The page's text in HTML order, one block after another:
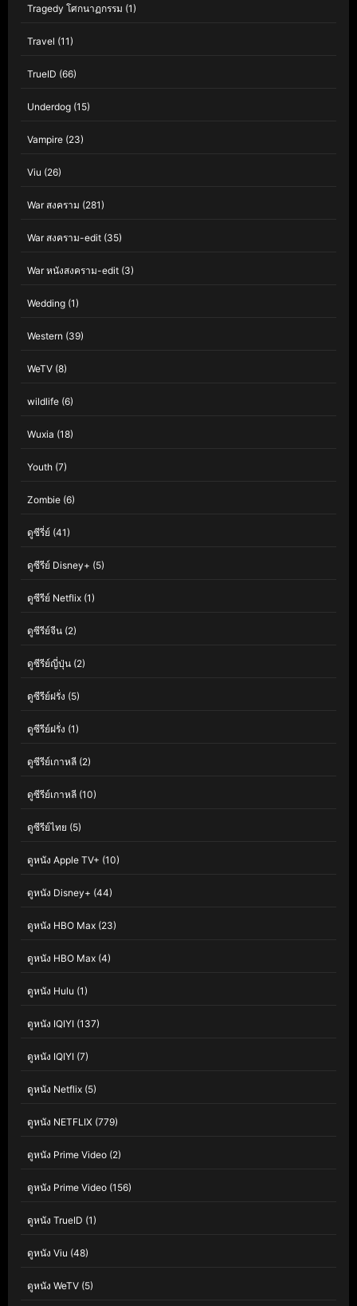
Tragedy โศกนาฏกรรม (1)
Travel (11)
TrueID (66)
Underdog (15)
Vampire (23)
Viu (26)
War สงคราม (281)
War สงคราม-edit (35)
War หนังสงคราม-edit (3)
Wedding (1)
Western (39)
WeTV (8)
wildlife (6)
Wuxia (18)
Youth (7)
Zombie (6)
ดูซีรี่ย์ (41)
ดูซีรีย์ Disney+ (5)
ดูซีรีย์ Netflix (1)
ดูซีรีย์จีน (2)
ดูซีรีย์ญี่ปุ่น (2)
ดูซีรีย์ฝรั่ง (5)
ดูซีรีย์ฝรั่ง (1)
ดูซีรีย์เกาหลี (2)
ดูซีรีย์เกาหลี (10)
ดูซีรีย์ไทย (5)
ดูหนัง Apple TV+ (10)
ดูหนัง Disney+ (44)
ดูหนัง HBO Max (23)
ดูหนัง HBO Max (4)
ดูหนัง Hulu (1)
ดูหนัง IQIYI (137)
ดูหนัง IQIYI (7)
ดูหนัง Netflix (5)
ดูหนัง NETFLIX (779)
ดูหนัง Prime Video (2)
ดูหนัง Prime Video (156)
ดูหนัง TrueID (1)
ดูหนัง Viu (48)
ดูหนัง WeTV (5)